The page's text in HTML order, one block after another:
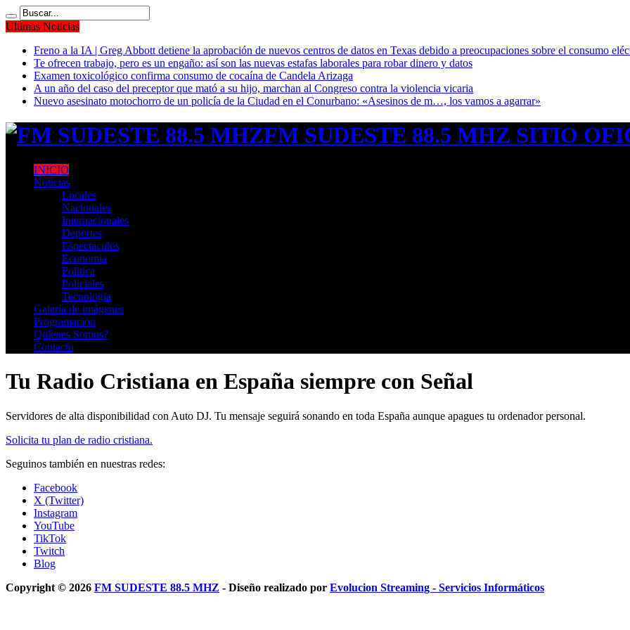
Ultimas Noticias
Freno a la IA | Greg Abbott detiene la aprobación de nuevos centros de datos en Texas debido a preocupaciones sobre el consumo
Te ofrecen trabajo, pero es un engaño: así son las nuevas estafas laborales para robar dinero y datos
Examen toxicológico confirma consumo de cocaína de Candela Arizaga
A un año del caso del preceptor que mató a su hijo, marchan al Congreso contra la violencia vicaria
Nuevo asesinato motochorro de un policía de la Ciudad en el Conurbano: «Asesinos de m…, los vamos a agarrar»
FM SUDESTE 88.5 MHZ SITIO
INICIO
Noticias
Locales
Nacionales
Internacionales
Deportes
Espectaculos
Economia
Politica
Policiales
Tecnologia
Galería de imágenes
Programación
Quienes Somos?
Contacto
Tu Radio Cristiana en España siempre con Señal
Servidores de alta disponibilidad con Auto DJ. Tu mensaje seguirá sonando en toda España aunque apagues tu ordenador personal.
Solicita tu plan de radio cristiana.
Seguinos también en nuestras redes:
Facebook
X (Twitter)
Instagram
YouTube
TikTok
Twitch
Blog
Copyright © 2026 FM SUDESTE 88.5 MHZ - Diseño realizado por Evolucion Streaming - Servicios Informáticos